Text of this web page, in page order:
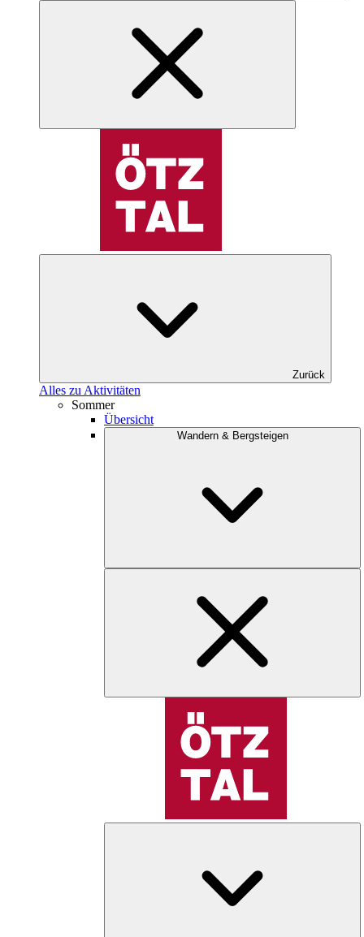
Zurück
Alles zu Aktivitäten
Sommer
Übersicht
Wandern & Bergsteigen